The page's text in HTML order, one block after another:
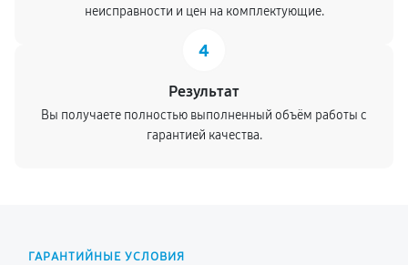
неисправности и цен на комплектующие.
4
Результат
Вы получаете полностью выполненный объём работы с
гарантией качества.
ГАРАНТИЙНЫЕ УСЛОВИЯ